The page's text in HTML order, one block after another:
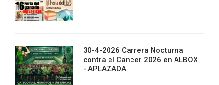
30-4-2026 Carrera Nocturna
contra el Cancer 2026 en ALBOX
-.APLAZADA